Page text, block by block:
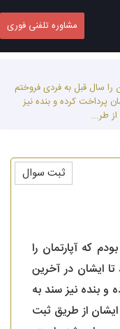
مشاوره تلفنی فوری
را سال قبل به فردی فروختم
قسط ۳۰۰ میلیون تومان پرداخت کرده و بنده نیز
طر...
که آپارتمان را
ایشان در آخرین
و بنده نیز سند به
از طریق ثبت
ثبت سوال